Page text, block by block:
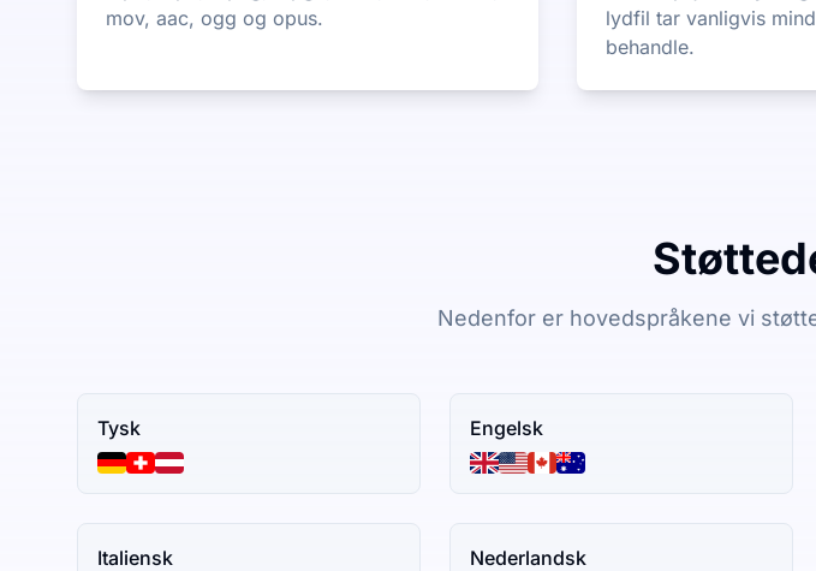
mov, aac, ogg og opus.
lydfil tar vanligvis
behandle.
Nedenfor er hovedspråkene vi
Tysk Engelsk
Italiensk Nederlandsk